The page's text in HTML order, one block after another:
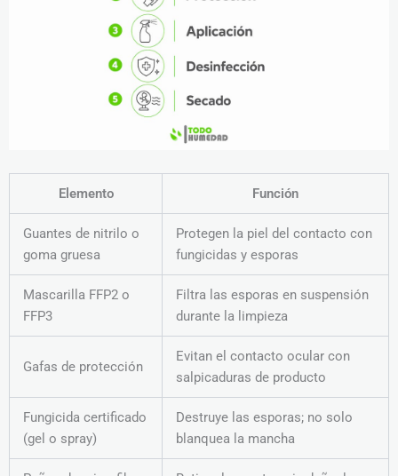
Elemento Función
Guantes de nitrilo o
goma gruesa
Protegen la piel del contacto con
fungicidas y esporas
Mascarilla FFP2 o
FFP3
Filtra las esporas en suspensión
durante la limpieza
Gafas de protección
Evitan el contacto ocular con
salpicaduras de producto
Fungicida certificado
(gel o spray)
Destruye las esporas; no solo
blanquea la mancha